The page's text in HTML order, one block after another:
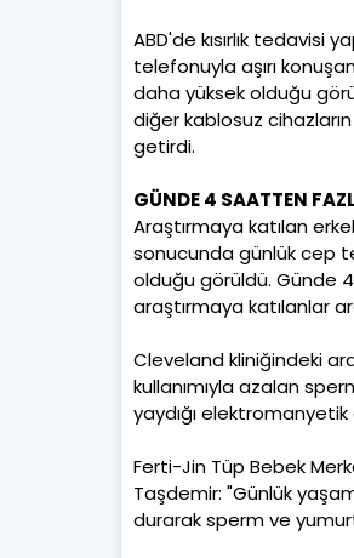
ABD'de kısırlık tedavisi
telefonuyla aşırı
daha yüksek olduğu
diğer kablosuz
getirdi.
GÜNDE 4 SAATTEN
Araştırmaya katılan
sonucunda günlük cep
olduğu görüldü. Günde
araştırmaya katılanlar
Cleveland kliniğindeki
kullanımıyla azalan
yaydığı
Ferti-Jin Tüp Bebek
Taşdemir: "Günlük
durarak sperm ve